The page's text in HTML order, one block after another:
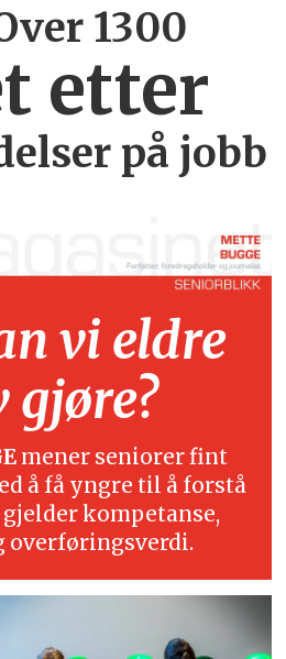
1300
etter
på jobb
vi eldre
gjøre?
mener seniorer fint
å få yngre til å forstå
kompetanse,
overføringsverdi.